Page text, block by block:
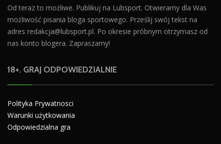
Od teraz to możliwe. Publikuj na Lubsport. Otwieramy dla Was
możliwość pisania bloga sportowego. Prześlij swój tekst na
adres redakcja@lubsport.pl. Po okresie próbnym otrzymasz od
nas konto blogera. Zapraszamy!
18+. GRAJ ODPOWIEDZIALNIE
Polityka Prywatnosci
Warunki użytkowania
Odpowiedzialna gra